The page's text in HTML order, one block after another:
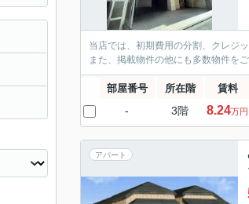
当店では、初期費用の分割、クレジ
また、掲載物件の他にも多数物件を
部屋番号 所在階 賃料
- 3階 8.24万円
アパート